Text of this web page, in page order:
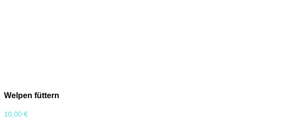
Welpen füttern
10,00 €